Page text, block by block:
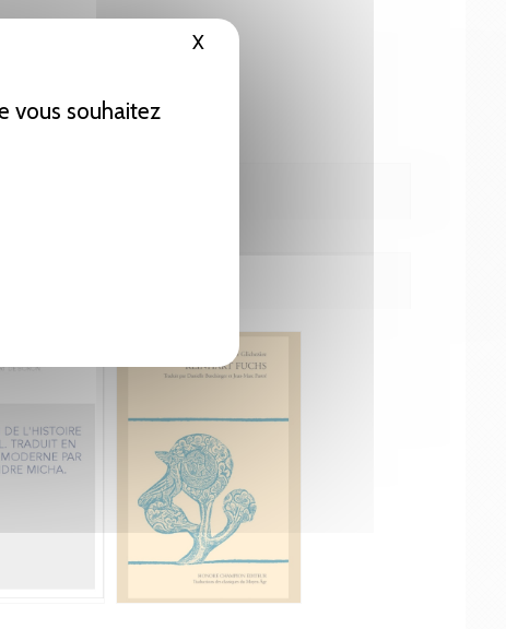
vous souhaitez
X Masquer le bandeau des cookies